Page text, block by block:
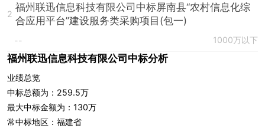
2
福州联迅信息科技有限公司中标屏南县“农村信息化综
合应用平台”建设服务类采购项目(包一)
-- 1000万以下
福州联迅信息科技有限公司中标分析
业绩总览
中标总额为：259.5万
最大中标金额为：130万
常中标地区：福建省